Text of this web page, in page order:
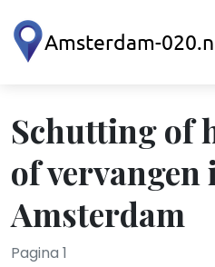
Schutting of
of vervangen
Amsterdam
Pagina 1